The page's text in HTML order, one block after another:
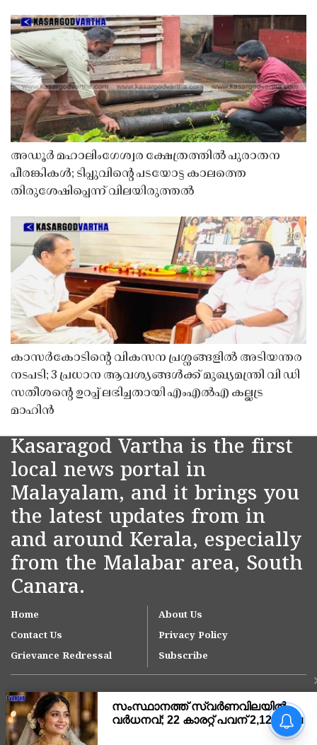
അഡൂർ മഹാലിംഗേശ്വര ക്ഷേത്രത്തിൽ പുരാതന
പീരങ്കികൾ; ടിപ്പുവിൻ്റെ പടയോട്ട കാലത്തെ
തിരുശേഷിപ്പെന്ന് വിലയിരുത്തൽ
കാസർകോടിൻ്റെ വികസന പ്രശ്നങ്ങളിൽ അടിയന്തര
നടപടി; 3 പ്രധാന ആവശ്യങ്ങൾക്ക് മുഖ്യമന്ത്രി വി ഡി
സതീശൻ്റെ ഉറപ്പ് ലഭിച്ചതായി എംഎൽഎ കല്ലട്ര
മാഹിൻ
Kasaragod Vartha is the first
local news portal in
Malayalam, and it brings you
the latest updates from in
and around Kerala, especially
from the Malabar area, South
Canara.
Home
About Us
Contact Us
Privacy Policy
Grievance Redressal
Subscribe
കാസർകോടിൻ്റെ വികസന
പ്രശ്നങ്ങളിൽ അടിയന്തര